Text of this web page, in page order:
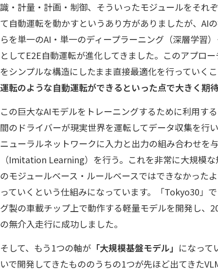
識・計量・計画・制御、そういったモジュールをそれ
て自動運転を動かすというあり方がありましたが、AI
らを単一のAI・単一のディープラーニング（深層学習
としてE2E自動運転が進化してきました。このアプロ
をシンプルな構造にしたまま直接最適化を行っていく
運転のような自動運転ができるといった点で大きく期
この巨大なAIモデルをトレーニングするために利用す
間のドライバーが現実世界を運転してデータ収集を行
ニューラルネットワークに入力と出力の組み合わせを
（Imitation Learning）を行う。これを非常に大規模
のモジュールベース・ルールベースではできなかった
っていくという仕組みになっています。「Tokyo30」
グ製の車載チップ上で動作する軽量モデルを開発し、
の無介入走行に成功しました。
そして、もう1つの軸が 「大規模基盤モデル」 になって
いで開発してきたもののうちの1つが先ほど出てきた